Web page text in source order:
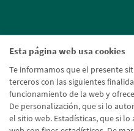
Esta página web usa cookies
Te informamos que el presente
terceros con las siguientes
funcionamiento de la web y
De personalización, que si lo
el sitio web. Estadísticas, que si